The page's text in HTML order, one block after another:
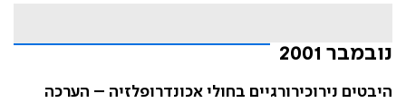
נובמבר 2001
היבטים נירוכירורגיים בחולי אכונדרופלזיה – הערכה